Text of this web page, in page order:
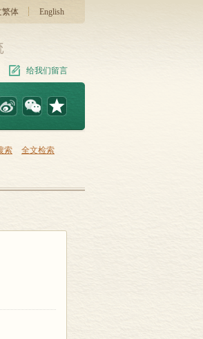
繁体 English
给我们留言
索 全文检索